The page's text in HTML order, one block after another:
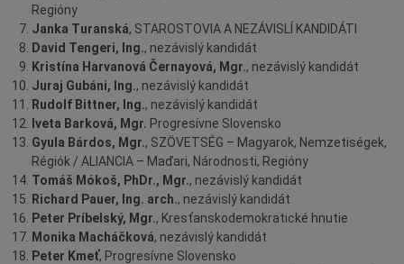
Regióny
Janka Turanská, STAROSTOVIA A NEZÁVISLÍ KANDIDÁTI
David Tengeri, Ing., nezávislý kandidát
Kristína Harvanová Černayová, Mgr., nezávislý kandidát
Juraj Gubáni, Ing., nezávislý kandidát
Rudolf Bittner, Ing., nezávislý kandidát
Iveta Barková, Mgr. Progresívne Slovensko
Gyula Bárdos, Mgr., SZÖVETSÉG – Magyarok, Nemzetiségek,
Régiók / ALIANCIA – Maďari, Národnosti, Regióny
Tomáš Mókoš, PhDr., Mgr., nezávislý kandidát
Richard Pauer, Ing. arch., nezávislý kandidát
Peter Príbelský, Mgr., Kresťanskodemokratické hnutie
Monika Macháčková, nezávislý kandidát
Peter Kmeť, Progresívne Slovensko